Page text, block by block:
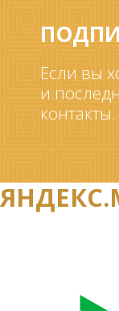
Если вы
и
контакты.